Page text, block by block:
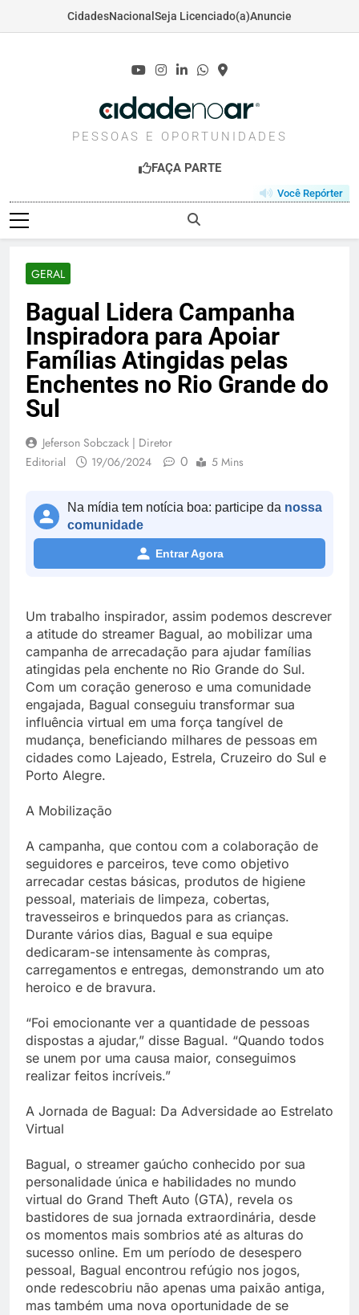
CidadesNacional Seja Licenciado(a)Anuncie
CIDADENOAR.COM
PESSOAS E OPORTUNIDADES
FAÇA PARTE
Você Repórter
GERAL
Bagual Lidera Campanha
Inspiradora para Apoiar
Famílias Atingidas pelas
Enchentes no Rio Grande do
Sul
Jeferson Sobczack | Diretor
Editorial
19/06/2024 0 5 Mins
Na mídia tem notícia boa: participe da nossa
comunidade
Entrar Agora
Um trabalho inspirador, assim podemos descrever
a atitude do streamer Bagual, ao mobilizar uma
campanha de arrecadação para ajudar famílias
atingidas pela enchente no Rio Grande do Sul.
Com um coração generoso e uma comunidade
engajada, Bagual conseguiu transformar sua
influência virtual em uma força tangível de
mudança, beneficiando milhares de pessoas em
cidades como Lajeado, Estrela, Cruzeiro do Sul e
Porto Alegre.
A Mobilização
A campanha, que contou com a colaboração de
seguidores e parceiros, teve como objetivo
arrecadar cestas básicas, produtos de higiene
pessoal, materiais de limpeza, cobertas,
travesseiros e brinquedos para as crianças.
Durante vários dias, Bagual e sua equipe
dedicaram-se intensamente às compras,
carregamentos e entregas, demonstrando um ato
heroico e de bravura.
“Foi emocionante ver a quantidade de pessoas
dispostas a ajudar,” disse Bagual. “Quando todos
se unem por uma causa maior, conseguimos
realizar feitos incríveis.”
A Jornada de Bagual: Da Adversidade ao Estrelato
Virtual
Bagual, o streamer gaúcho conhecido por sua
personalidade única e habilidades no mundo
virtual do Grand Theft Auto (GTA), revela os
bastidores de sua jornada extraordinária, desde
os momentos mais sombrios até as alturas do
sucesso online. Em um período de desespero
pessoal, Bagual encontrou refúgio nos jogos,
onde redescobriu não apenas uma paixão antiga,
mas também uma nova oportunidade de se